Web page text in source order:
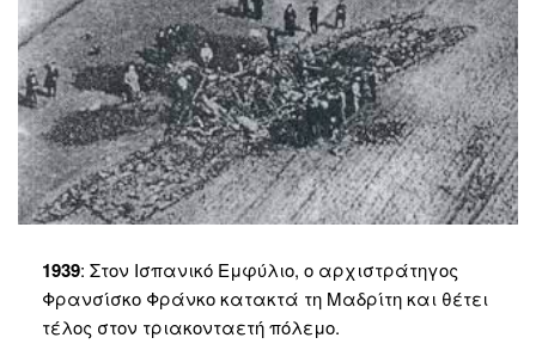
1939: Στον Ισπανικό Εμφύλιο, ο αρχιστράτηγος
Φρανσίσκο Φράνκο κατακτά τη Μαδρίτη και θέτει
τέλος στον τριακονταετή πόλεμο.